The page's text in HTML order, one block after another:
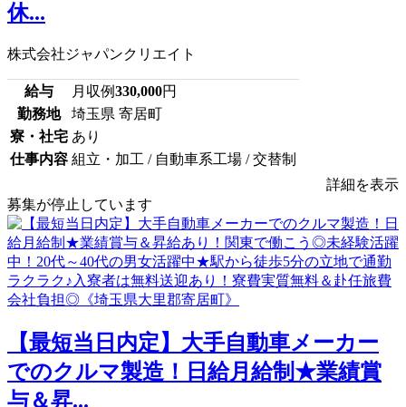
休...
株式会社ジャパンクリエイト
給与 月収例330,000円
勤務地
埼玉県 寄居町
寮・社宅 あり
仕事内容 組立・加工 / 自動車系工場 / 交替制
詳細を表示
募集が停止しています
【最短当日内定】大手自動車メーカー
でのクルマ製造！日給月給制★業績賞
与＆昇...